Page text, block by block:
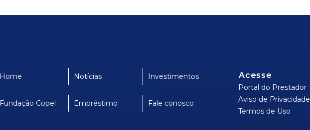
Home Notícias Investimentos
Fundação Copel Empréstimo Fale conosco
Acesse
Portal do Prestador
Aviso de Privacidade
Termos de Uso